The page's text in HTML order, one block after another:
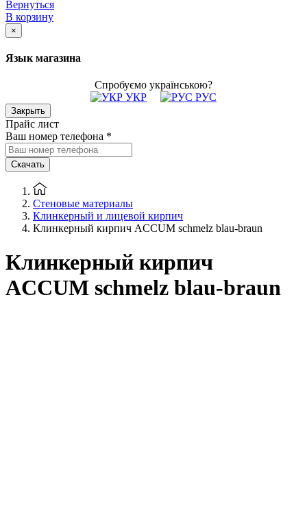
Вернуться
В корзину
×
Язык магазина
Спробуємо українською?
УКР
РУС
Закрыть
Прайс лист
Ваш номер телефона *
Скачать
Стеновые материалы
Клинкерный и лицевой кирпич
Клинкерный кирпич ACCUM schmelz blau-braun
Клинкерный кирпич
ACCUM schmelz blau-braun